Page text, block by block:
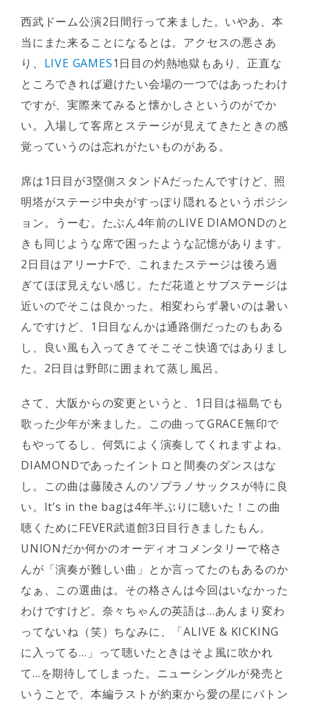
西武ドーム公演2日間行って来ました。いやあ、本
当にまた来ることになるとは。アクセスの悪さあ
り、 LIVE GAMES1日目の灼熱地獄もあり、正直な
ところできれば避けたい会場の一つではあったわけ
ですが、実際来てみると懐かしさというのがでか
い。入場して客席とステージが見えてきたときの感
覚っていうのは忘れがたいものがある。
席は1日目が3塁側スタンドAだったんですけど、照
明塔がステージ中央がすっぽり隠れるというポジシ
ョン。うーむ。たぶん4年前のLIVE DIAMONDのと
きも同じような席で困ったような記憶があります。
2日目はアリーナFで、これまたステージは後ろ過
ぎてほぼ見えない感じ。ただ花道とサブステージは
近いのでそこは良かった。相変わらず暑いのは暑い
んですけど、1日目なんかは通路側だったのもある
し、良い風も入ってきてそこそこ快適ではありまし
た。2日目は野郎に囲まれて蒸し風呂。
さて、大阪からの変更というと、1日目は福島でも
歌った少年が来ました。この曲ってGRACE無印で
もやってるし、何気によく演奏してくれますよね。
DIAMONDであったイントロと間奏のダンスはな
し。この曲は藤陵さんのソプラノサックスが特に良
い。It’s in the bagは4年半ぶりに聴いた！この曲
聴くためにFEVER武道館3日目行きましたもん。
UNIONだか何かのオーディオコメンタリーで格さ
んが「演奏が難しい曲」とか言ってたのもあるのか
なぁ、この選曲は。その格さんは今回はいなかった
わけですけど。奈々ちゃんの英語は…あんまり変わ
ってないね（笑）ちなみに、「ALIVE & KICKING
に入ってる…」って聴いたときはそよ風に吹かれ
て…を期待してしまった。ニューシングルが発売と
いうことで、本編ラストが約束から愛の星にバトン